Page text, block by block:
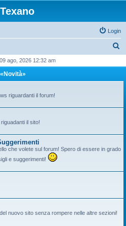
Login
c
ago, 2026 12:32 am
«Novità»
riguardanti il forum!
il sito!
che volete sul forum! Spero di essere in grado
e suggerimenti!
nuovo sito senza rompere nelle altre sezioni!